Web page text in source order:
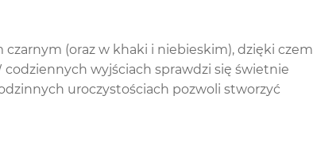
(oraz w khaki i niebieskim), dzięki
wyjściach sprawdzi się świetnie
uroczystościach pozwoli stworzyć